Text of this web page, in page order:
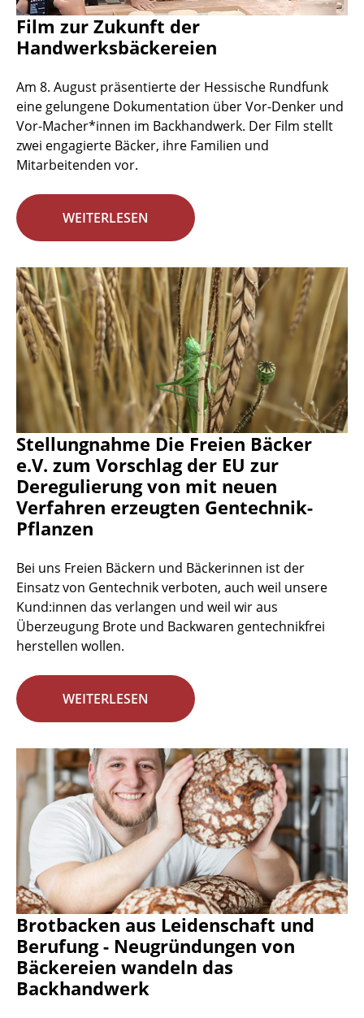
Film zur Zukunft der
Handwerksbäckereien
Am 8. August präsentierte der Hessische Rundfunk
eine gelungene Dokumentation über Vor-Denker und
Vor-Macher*innen im Backhandwerk. Der Film stellt
zwei engagierte Bäcker, ihre Familien und
Mitarbeitenden vor.
WEITERLESEN
Stellungnahme Die Freien Bäcker
e.V. zum Vorschlag der EU zur
Deregulierung von mit neuen
Verfahren erzeugten Gentechnik-
Pflanzen
Bei uns Freien Bäckern und Bäckerinnen ist der
Einsatz von Gentechnik verboten, auch weil unsere
Kund:innen das verlangen und weil wir aus
Überzeugung Brote und Backwaren gentechnikfrei
herstellen wollen.
WEITERLESEN
Brotbacken aus Leidenschaft und
Berufung - Neugründungen von
Bäckereien wandeln das
Backhandwerk